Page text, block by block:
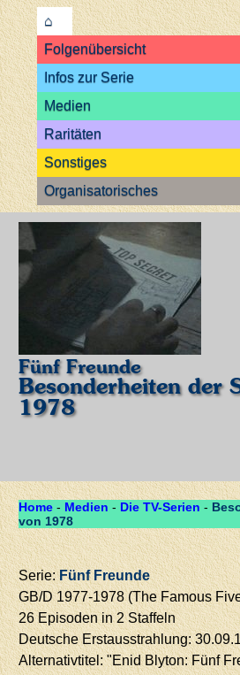
⌂
Folgenübersicht
Infos zur Serie
Medien
Raritäten
Sonstiges
Organisatorisches
Fünf Freunde
Besonderheiten der
1978
Home - Medien - Die TV-Serien -
von 1978
Serie:Fünf Freunde
GB/D 1977-1978 (The Famous
26 Episoden in 2 Staffeln
Deutsche Erstausstrahlung:
Alternativtitel: "Enid Blyton: Fünf